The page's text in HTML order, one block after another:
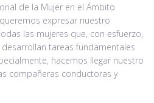
de la Mujer en el Ámbito
expresar nuestro
las mujeres que, con esfuerzo,
tareas fundamentales
hacemos llegar nuestro
compañeras conductoras y